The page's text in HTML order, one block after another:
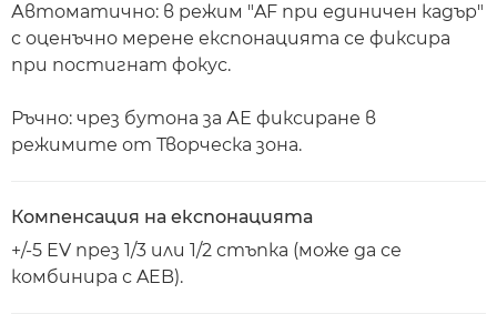
Автоматично: в режим "AF при единичен кадър"
с оценъчно мерене експонацията се фиксира
при постигнат фокус.
Ръчно: чрез бутона за АЕ фиксиране в
режимите от Творческа зона.
Компенсация на експонацията
+/-5 EV през 1/3 или 1/2 стъпка (може да се
комбинира с AEB).